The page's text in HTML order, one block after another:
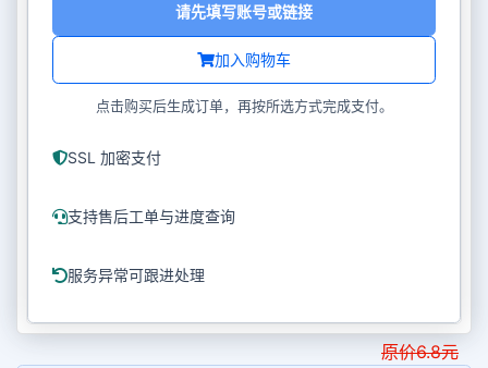
加入购物车
请先填写账号或链接
点击购买后生成订单，再按所选方式完成支付。
SSL 加密支付
支持售后工单与进度查询
服务异常可跟进处理
原价6.8元